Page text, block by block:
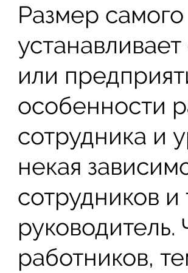
Размер
или
особенности
сотрудника и
некая
сотрудников и
работников,